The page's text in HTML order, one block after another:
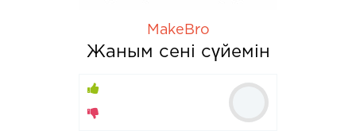
MakeBro
Жаным сені сүйемін